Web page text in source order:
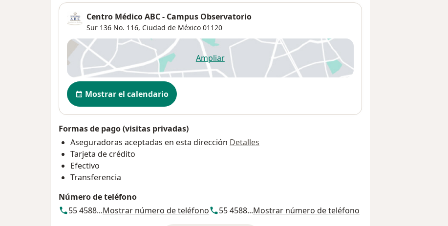
Centro Médico ABC - Campus Observatorio
Sur 136 No. 116, Ciudad de México 01120
Ampliarse abre en una nueva pestaña
Disponibilidad
Mostrar el calendario
Formas de pago (visitas privadas)
Aseguradoras aceptadas en esta dirección Detalles
Tarjeta de crédito
Efectivo
Transferencia
Número de teléfono
55 4588...Mostrar número de teléfono 55 4588...Mostrar número de teléfono